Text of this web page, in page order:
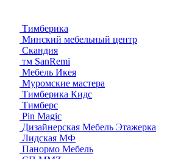
Тимберика
Минский мебельный центр
Скандия
тм SanRemi
Мебель Икея
Муромские мастера
Тимберика Кидс
Тимберс
Pin Magic
Дизайнерская Мебель Этажерка
Лидская МФ
Панормо Мебель